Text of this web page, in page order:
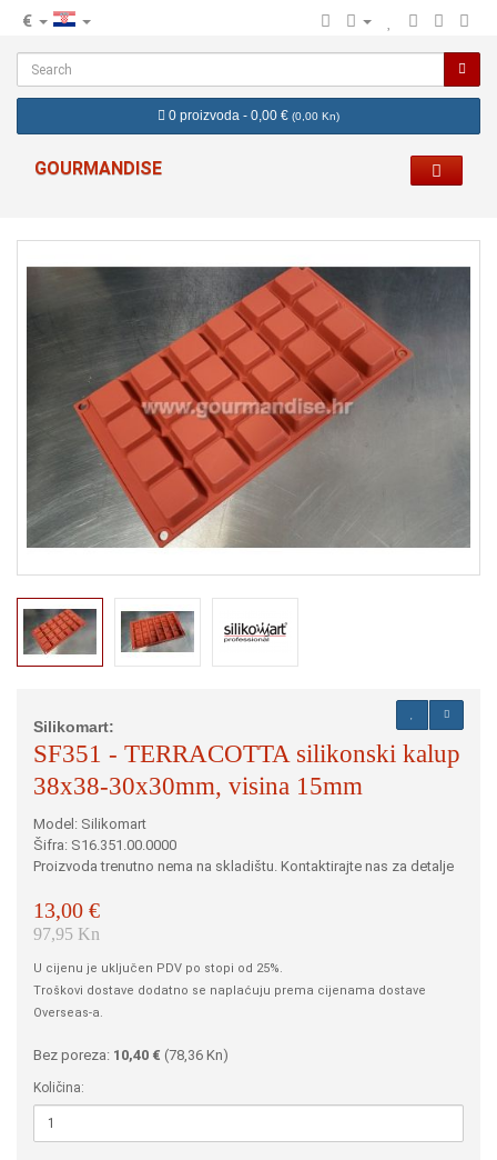
€ hr
0 proizvoda - 0,00 € (0,00 Kn)
GOURMANDISE
Silikomart:
SF351 - TERRACOTTA silikonski kalup
38x38-30x30mm, visina 15mm
Model: Silikomart
Šifra: S16.351.00.0000
Proizvoda trenutno nema na skladištu. Kontaktirajte nas za detalje
13,00 €
97,95 Kn
U cijenu je uključen PDV po stopi od 25%.
Troškovi dostave dodatno se naplaćuju prema cijenama dostave
Overseas-a.
Bez poreza: 10,40 € (78,36 Kn)
Količina: